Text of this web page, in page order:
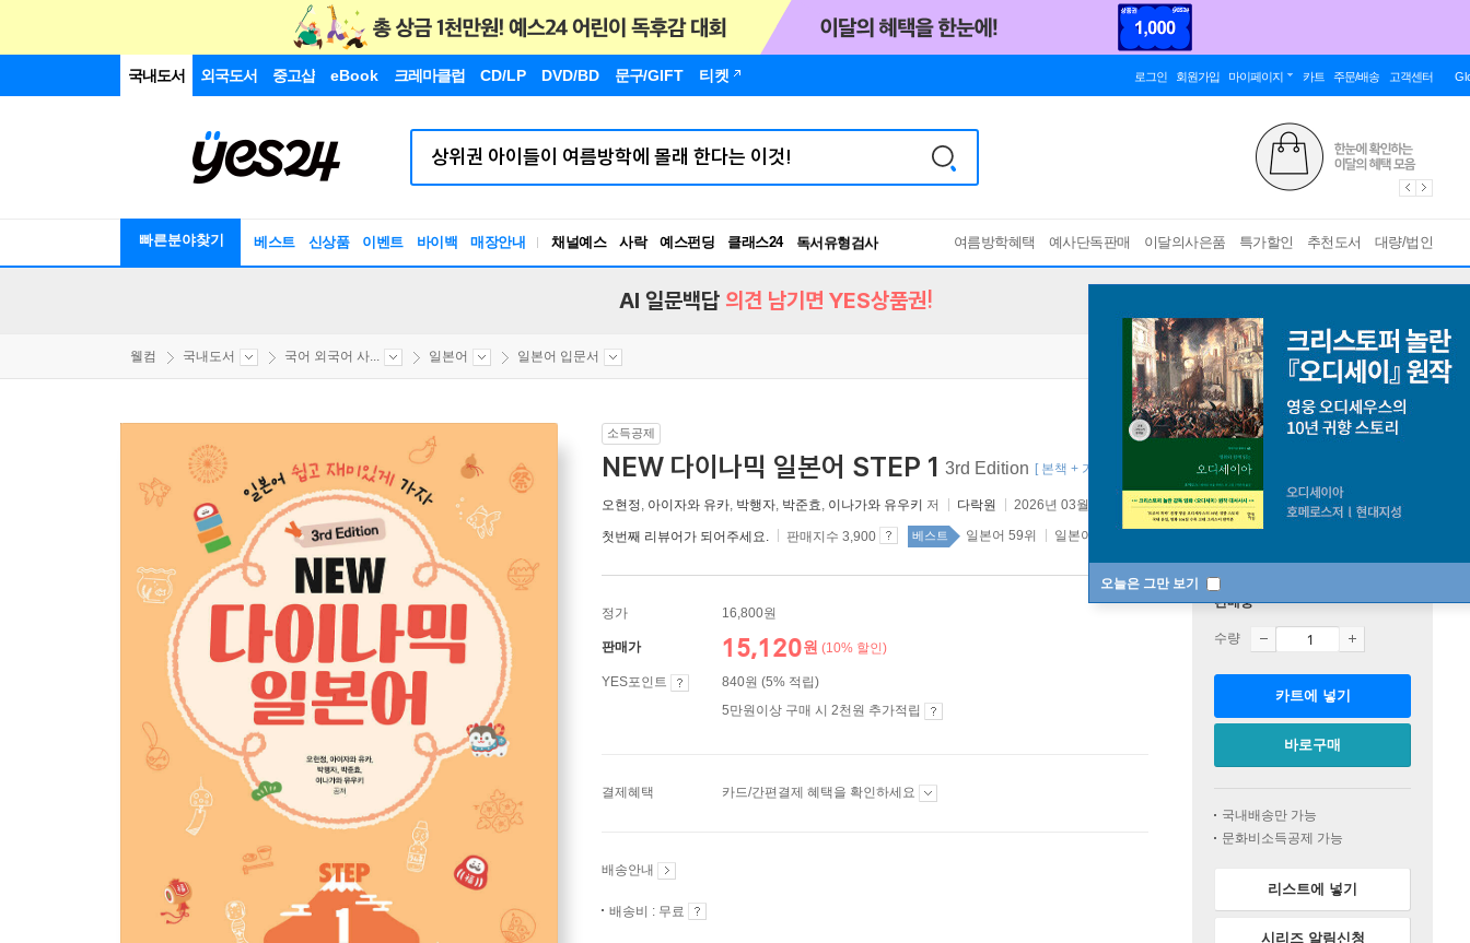
국내도서 외국도서 중고샵 eBook 크레마클럽 CD/LP DVD/BD 문구/GIFT 티켓 로그인 회원가입 마이페이지 카트 주문/배송 고객센터
빠른분야찾기 베스트 신상품 이벤트 바이백 매장안내 채널예스 사락 예스펀딩 클래스24
독서유형검사
RBTI Lab
여름방학혜택 예사단독판매 이달의사은품 특가할인 추천도서 대량/법인
오늘은 그만 보기
AI 일문백답 의견 남기면 YES상품권!
웰컴 국내도서 국어 외국어 사... 일본어 일본어 입문서
소득공제
NEW 다이나믹 일본어 STEP 1 3rd Edition [ 본책 + 가나 쓰기 + 무료 MP3 다운로드 파일 ]
오현정, 아이자와 유카, 박행자, 박준효, 이나가와 유우키 저 다락원 2026년 03월 03일
첫번째 리뷰어가 되어주세요. 판매지수 3,900 베스트 일본어 59위 일본어 top100 8주
정가 16,800원
판매가 15,120원 (10% 할인)
YES포인트
840원 (5% 적립)
5만원이상 구매 시 2천원 추가적립
결제혜택 카드/간편결제 혜택을 확인하세요
배송안내
배송비 : 무료
판매중
수량
카트에 넣기
바로구매
국내배송만 가능
문화비소득공제 가능
리스트에 넣기
시리즈 알림신청